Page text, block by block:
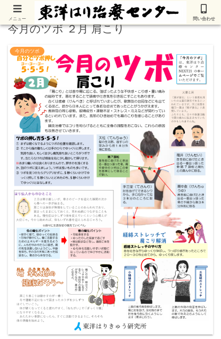
今月のツボ ２月 肩こり
今月のツボ
メニュー 問い合わせ